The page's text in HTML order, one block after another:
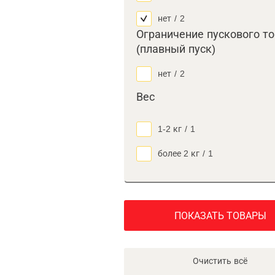
нет / 2
Ограничение пускового
(плавный пуск)
нет / 2
Вес
1-2 кг / 1
более 2 кг / 1
ПОКАЗАТЬ ТОВАРЫ
Очистить всё